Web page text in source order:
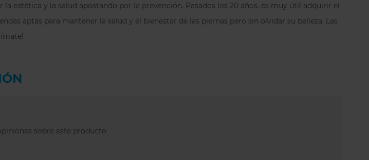
estética y la salud apostando por la prevención. Pasados los 20 años, es muy útil adquirir el
aptas para mantener la salud y el bienestar de las piernas pero sin olvidar su belleza. Las
sobre este producto